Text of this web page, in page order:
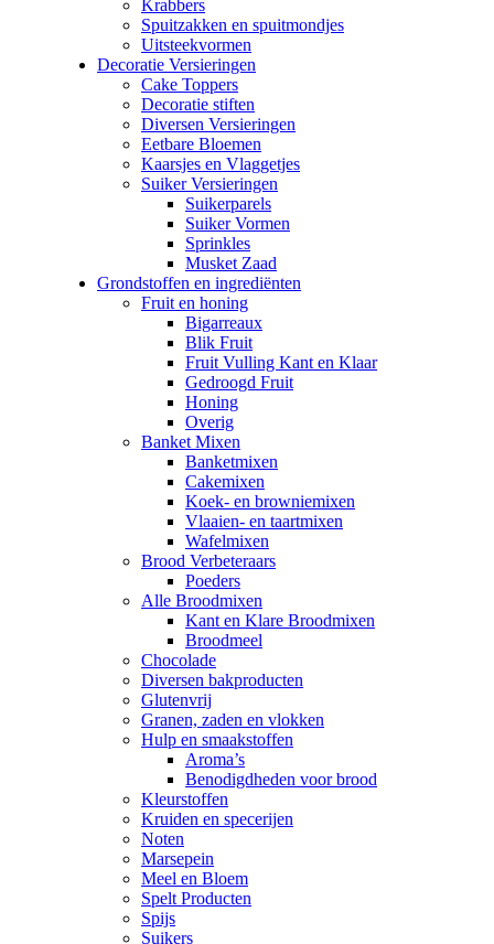
Krabbers
Spuitzakken en spuitmondjes
Uitsteekvormen
Decoratie Versieringen
Cake Toppers
Decoratie stiften
Diversen Versieringen
Eetbare Bloemen
Kaarsjes en Vlaggetjes
Suiker Versieringen
Suikerparels
Suiker Vormen
Sprinkles
Musket Zaad
Grondstoffen en ingrediënten
Fruit en honing
Bigarreaux
Blik Fruit
Fruit Vulling Kant en Klaar
Gedroogd Fruit
Honing
Overig
Banket Mixen
Banketmixen
Cakemixen
Koek- en browniemixen
Vlaaien- en taartmixen
Wafelmixen
Brood Verbeteraars
Poeders
Alle Broodmixen
Kant en Klare Broodmixen
Broodmeel
Chocolade
Diversen bakproducten
Glutenvrij
Granen, zaden en vlokken
Hulp en smaakstoffen
Aroma’s
Benodigdheden voor brood
Kleurstoffen
Kruiden en specerijen
Noten
Marsepein
Meel en Bloem
Spelt Producten
Spijs
Suikers